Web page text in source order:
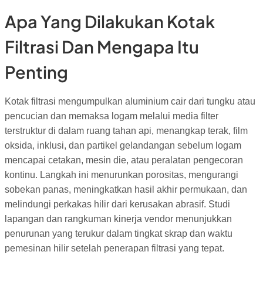
Apa Yang Dilakukan Kotak
Filtrasi Dan Mengapa Itu
Penting
Kotak filtrasi mengumpulkan aluminium cair dari tungku atau
pencucian dan memaksa logam melalui media filter
terstruktur di dalam ruang tahan api, menangkap terak, film
oksida, inklusi, dan partikel gelandangan sebelum logam
mencapai cetakan, mesin die, atau peralatan pengecoran
kontinu. Langkah ini menurunkan porositas, mengurangi
sobekan panas, meningkatkan hasil akhir permukaan, dan
melindungi perkakas hilir dari kerusakan abrasif. Studi
lapangan dan rangkuman kinerja vendor menunjukkan
penurunan yang terukur dalam tingkat skrap dan waktu
pemesinan hilir setelah penerapan filtrasi yang tepat.